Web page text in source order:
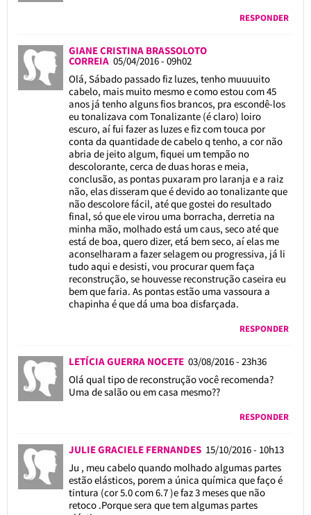
RESPONDER
GIANE CRISTINA BRASSOLOTO
CORREIA 05/04/2016 - 09h02
Olá, Sábado passado fiz luzes, tenho muuuuito
cabelo, mais muito mesmo e como estou com 45
anos já tenho alguns fios brancos, pra escondê-los
eu tonalizava com Tonalizante (é claro) loiro
escuro, aí fui fazer as luzes e fiz com touca por
conta da quantidade de cabelo q tenho, a cor não
abria de jeito algum, fiquei um tempão no
descolorante, cerca de duas horas e meia,
conclusão, as pontas puxaram pro laranja e a raiz
não, elas disseram que é devido ao tonalizante que
não descolore fácil, até que gostei do resultado
final, só que ele virou uma borracha, derretia na
minha mão, molhado está um caus, seco até que
está de boa, quero dizer, etá bem seco, aí elas me
aconselharam a fazer selagem ou progressiva, já li
tudo aqui e desisti, vou procurar quem faça
reconstrução, se houvesse reconstrução caseira eu
bem que faria. As pontas estão uma vassoura a
chapinha é que dá uma boa disfarçada.
RESPONDER
LETÍCIA GUERRA NOCETE 03/08/2016 - 23h36
Olá qual tipo de reconstrução você recomenda?
Uma de salão ou em casa mesmo??
RESPONDER
JULIE GRACIELE FERNANDES 15/10/2016 - 10h13
Ju , meu cabelo quando molhado algumas partes
estão elásticos, porem a única química que faço é
tintura (cor 5.0 com 6.7 )e faz 3 meses que não
retoco .Porque sera que tem algumas partes